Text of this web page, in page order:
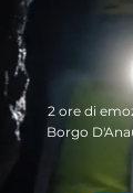
2 ore di
Borgo